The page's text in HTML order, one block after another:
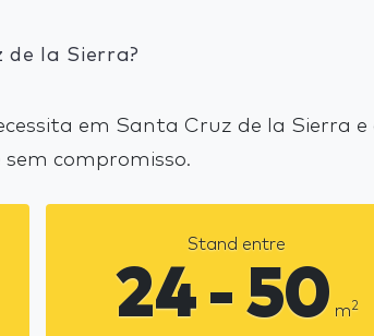
la Sierra?
em Santa Cruz de la Sierra
compromisso.
Stand entre
24 - 50 m2